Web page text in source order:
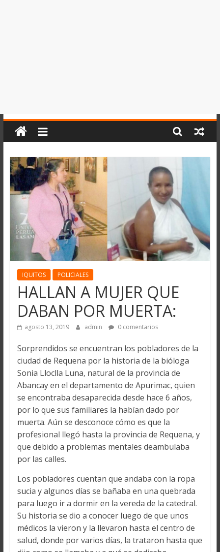
IQUITOS POLICIALES
HALLAN A MUJER QUE
DABAN POR MUERTA:
agosto 13, 2019 admin 0 comentarios
Sorprendidos se encuentran los pobladores de la
ciudad de Requena por la historia de la bióloga
Sonia Lloclla Luna, natural de la provincia de
Abancay en el departamento de Apurimac, quien
se encontraba desaparecida desde hace 6 años,
por lo que sus familiares la habían dado por
muerta. Aún se desconoce cómo es que la
profesional llegó hasta la provincia de Requena, y
que debido a problemas mentales deambulaba
por las calles.
Los pobladores cuentan que andaba con la ropa
sucia y algunos días se bañaba en una quebrada
para luego ir a dormir en la vereda de la catedral.
Su historia se dio a conocer luego de que unos
médicos la vieron y la llevaron hasta el centro de
salud, donde por varios días, la trataron hasta que